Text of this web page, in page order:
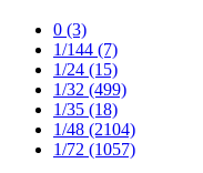
0 (3)
1/144 (7)
1/24 (15)
1/32 (499)
1/35 (18)
1/48 (2104)
1/72 (1057)